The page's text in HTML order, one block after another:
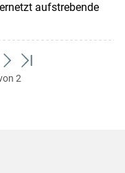
aufstrebende
weiter
zum
zum
2